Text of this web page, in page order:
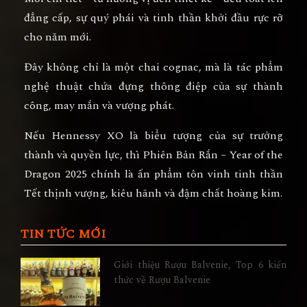
đẳng cấp, sự quý phái và tinh thần khởi đầu rực rỡ
cho năm mới.
Đây không chỉ là một chai cognac, mà là tác phẩm
nghệ thuật chứa đựng thông điệp của sự thành
công, may mắn và vượng phát.
Nếu Hennessy XO là biểu tượng của sự trưởng
thành và quyền lực, thì Phiên Bản Rắn – Year of the
Dragon 2025 chính là ấn phẩm tôn vinh tinh thần
Tết thịnh vượng, kiêu hãnh và đậm chất hoàng kim.
TIN TỨC MỚI
Giới thiệu Rượu Balvenie, Top 6 kiến
thức về Rượu Balvenie